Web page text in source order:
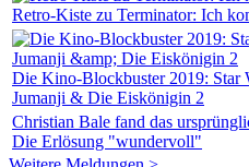
Retro-Kiste zu Terminator: Ich
Die Kino-Blockbuster 2019: Star
Jumanji & Die Eiskönigin 2
Christian Bale fand das
Die Erlösung "wundervoll"